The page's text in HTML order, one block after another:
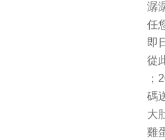
潺
任
即
從
；
碼
大
雞